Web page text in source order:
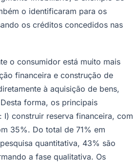
o identificaram para os
os créditos concedidos nas
o consumidor está muito mais
financeira e construção de
à aquisição de bens,
forma, os principais
I) construir reserva financeira, com
35%. Do total de 71% em
quantitativa, 43% são
a fase qualitativa. Os